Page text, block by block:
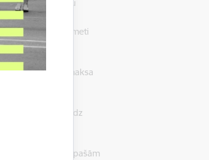
arī dažādu krāsu
uz baltā
Dekolētie priekšmeti
izskaņas.
Dalības maksa
dienu no 11.00 līdz
cilvēkiem ar īpašām